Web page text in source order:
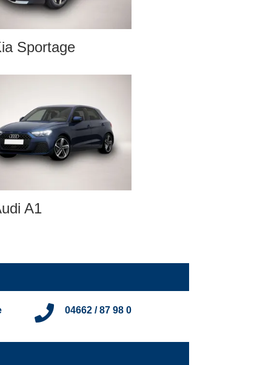
Sportage
A1
04662 / 87 98 0